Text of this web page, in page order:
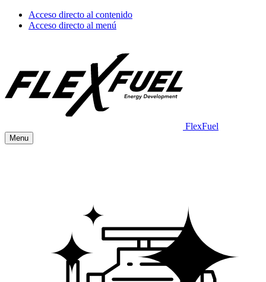
Acceso directo al contenido
Acceso directo al menú
FlexFuel
Menu